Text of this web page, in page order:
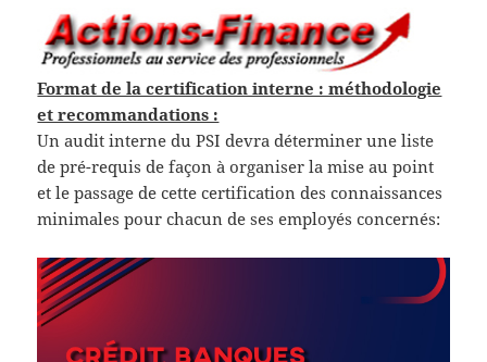
Format de la certification interne : méthodologie
et recommandations :
Un audit interne du PSI devra déterminer une liste
de pré-requis de façon à organiser la mise au point
et le passage de cette certification des connaissances
minimales pour chacun de ses employés concernés: